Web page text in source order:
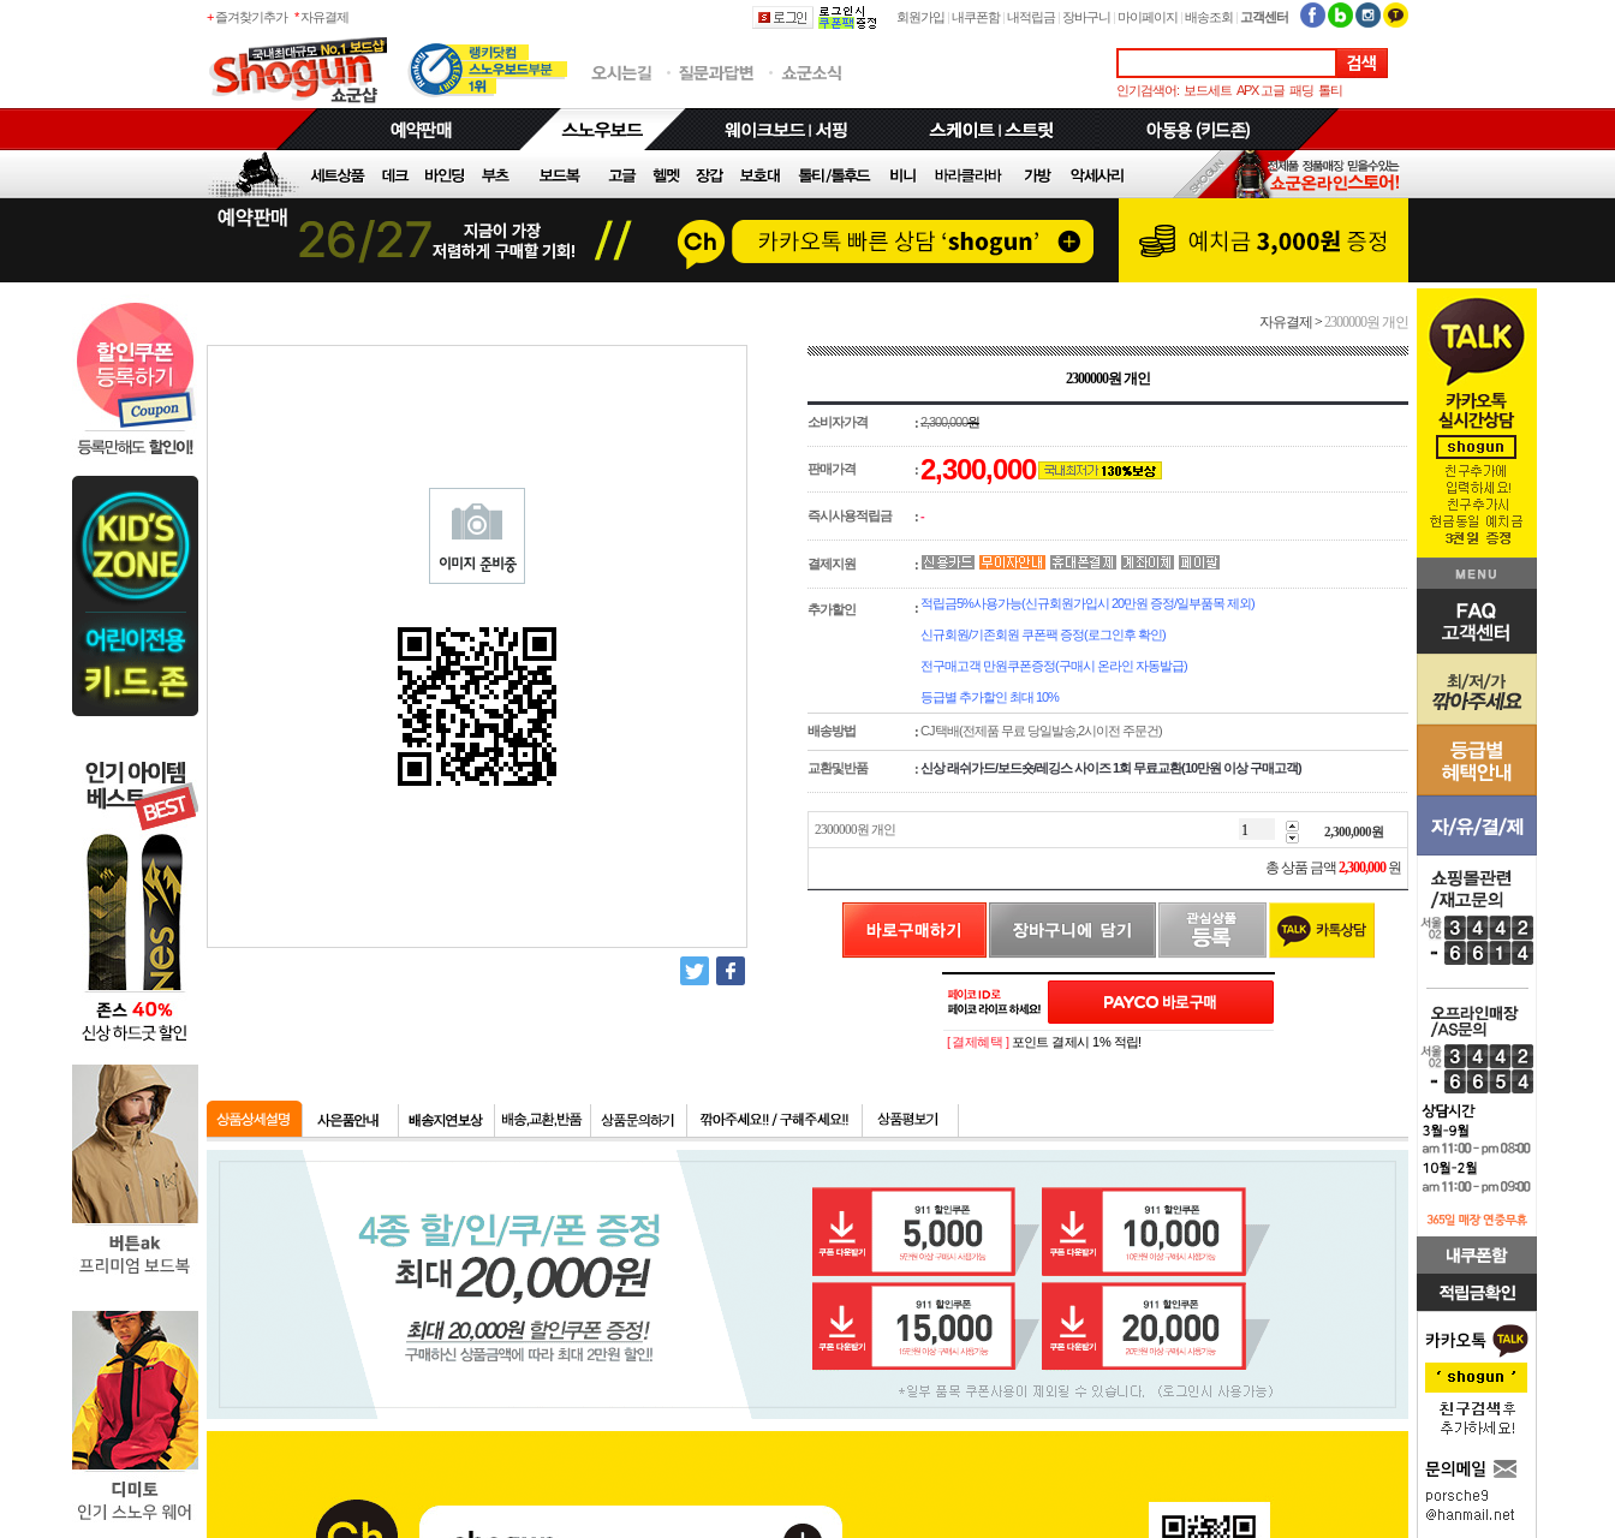
+ 즐겨찾기추가 * 자유결제 회원가입 |내쿠폰함 |내적립금 | 장바구니 | 마이페이지 |배송조회 | 고객센터
인기검색어: 보드세트 APX 고글 패딩 톨티
자유결제 >2300000원 개인
2300000원 개인
소비자가격 :2,300,000원
판매가격 :2,300,000
즉시사용적립금 :-
결제지원 :
추가할인 : 적립금5%사용가능(신규회원가입시 20만원 증정/일부품목 제외)
신규회원/기존회원 쿠폰팩 증정(로그인후 확인)
전구매고객 만원쿠폰증정(구매시 온라인 자동발급)
등급별 추가할인 최대 10%
배송방법 :CJ택배(전제품 무료 당일발송,2시이전 주문건)
교환및반품 :신상 래쉬가드/보드숏/레깅스 사이즈 1회 무료교환(10만원 이상 구매고객)
2300000원 개인 2,300,000원
총 상품 금액2,300,000 원
[ 결제혜택 ] 포인트 결제시 1% 적립!